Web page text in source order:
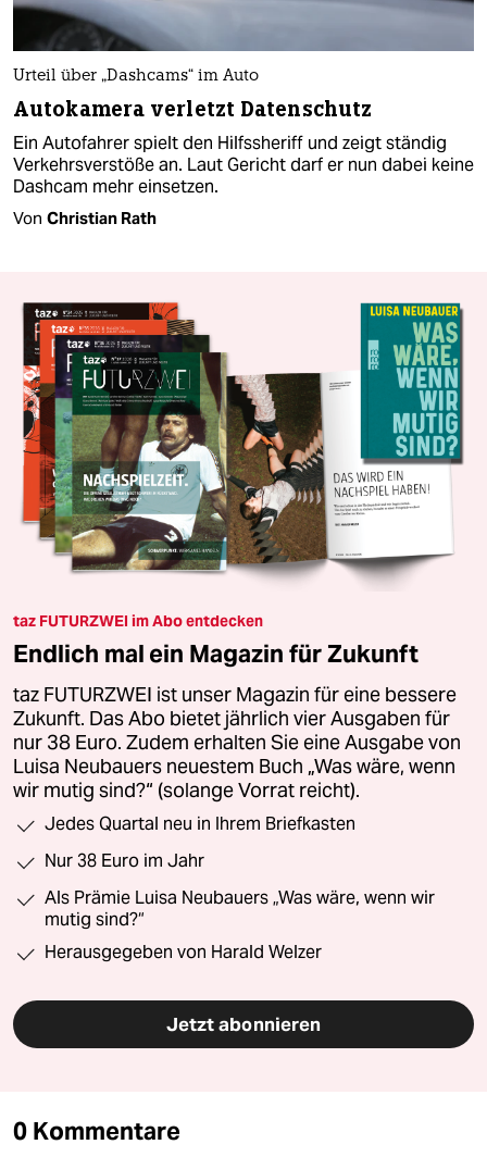
Urteil über „Dashcams“ im Auto
Autokamera verletzt Datenschutz
Ein Autofahrer spielt den Hilfssheriff und zeigt ständig
Verkehrsverstöße an. Laut Gericht darf er nun dabei keine
Dashcam mehr einsetzen.
Von Christian Rath
taz FUTURZWEI im Abo entdecken
Endlich mal ein Magazin für Zukunft
taz FUTURZWEI ist unser Magazin für eine bessere
Zukunft. Das Abo bietet jährlich vier Ausgaben für
nur 38 Euro. Zudem erhalten Sie eine Ausgabe von
Luisa Neubauers neuestem Buch „Was wäre, wenn
wir mutig sind?“ (solange Vorrat reicht).
Jedes Quartal neu in Ihrem Briefkasten
Nur 38 Euro im Jahr
Als Prämie Luisa Neubauers „Was wäre, wenn wir
mutig sind?“
Herausgegeben von Harald Welzer
Jetzt abonnieren
0 Kommentare